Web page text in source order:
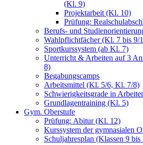
(Kl. 9)
Projektarbeit (Kl. 10)
Prüfung:
Berufs- und
Wahlpflichtfächer (Kl. 7 bis 9/
Sportkurssystem (ab Kl. 7)
Unterricht & Arbeiten auf 3
8)
Begabungscamps
Arbeitsmittel (Kl. 5/6, Kl. 7/8)
Schwierigkeitsgrade in
Grundlagentraining (Kl. 5)
Gym. Oberstufe
Prüfung: Abitur (Kl. 12)
Kurssystem der gymnasialen
Schuljahresplan (Klassen 9 bis